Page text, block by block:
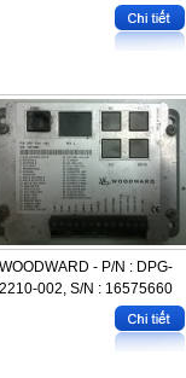
WOODWARD - P/N : DPG-
2210-002, S/N : 16575660